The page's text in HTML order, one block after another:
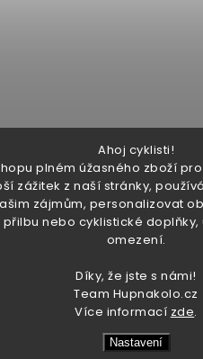
Ahoj cyklisti!
plném úžasného zboží
zážitek z naší stránky,
zájmům, personalizovat
nebo cyklistické
omezení.
Díky, že jste s námi!
Team Hupnakolo.cz
Více informací zde.
Nastavení